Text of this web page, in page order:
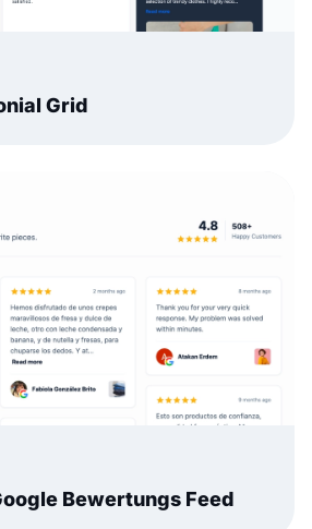
Grid
Bewertungs Feed